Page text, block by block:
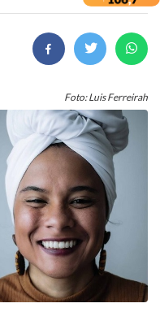
Foto: Luis Ferreirah